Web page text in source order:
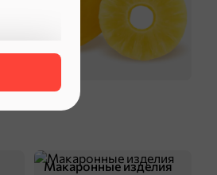
Макаронные изделия